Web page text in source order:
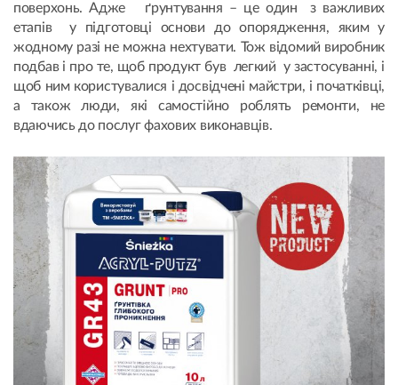
поверхонь. Адже ґрунтування – це один з важливих
етапів у підготовці основи до опорядження, яким у
жодному разі не можна нехтувати. Тож відомий виробник
подбав і про те, щоб продукт був легкий у застосуванні, і
щоб ним користувалися і досвідчені майстри, і початківці,
а також люди, які самостійно роблять ремонти, не
вдаючись до послуг фахових виконавців.